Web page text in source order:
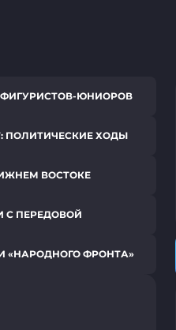
ЮНИОРОВ
ПОЛИТИЧЕСКИЕ ХОДЫ
ВОСТОКЕ
С ПЕРЕДОВОЙ
«НАРОДНОГО ФРОНТА»